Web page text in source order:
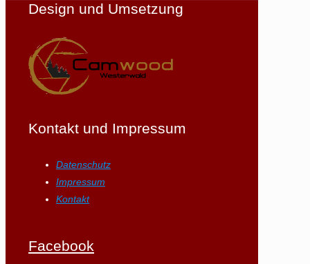
Design und Umsetzung
Kontakt und Impressum
Datenschutz
Impressum
Kontakt
Facebook